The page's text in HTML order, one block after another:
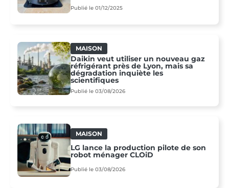
Publié le 01/12/2025
MAISON
Daikin veut utiliser un nouveau gaz
réfrigérant près de Lyon, mais sa
dégradation inquiète les
scientifiques
Publié le 03/08/2026
MAISON
LG lance la production pilote de son
robot ménager CLOiD
Publié le 03/08/2026